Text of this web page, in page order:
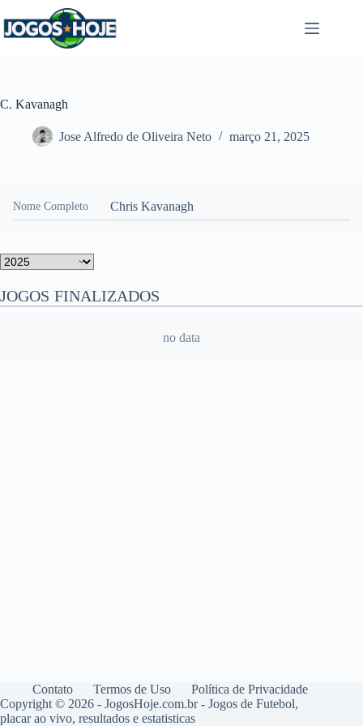
para
o
C. Kavanagh
Jose Alfredo de Oliveira Neto março 21, 2025
Nome Completo Chris Kavanagh
JOGOS FINALIZADOS
no data
Contato Termos de Uso
Política de Privacidade
Copyright © 2026 - JogosHoje.com.br - Jogos de Futebol,
placar ao vivo, resultados e estatisticas